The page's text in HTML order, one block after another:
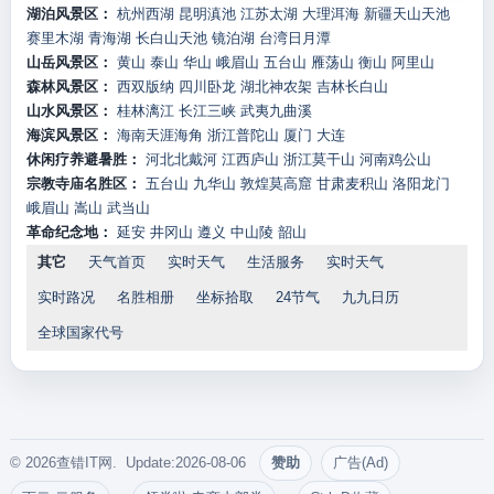
湖泊风景区： 杭州西湖 昆明滇池 江苏太湖 大理洱海 新疆天山天池
赛里木湖 青海湖 长白山天池 镜泊湖 台湾日月潭
山岳风景区： 黄山 泰山 华山 峨眉山 五台山 雁荡山 衡山 阿里山
森林风景区： 西双版纳 四川卧龙 湖北神农架 吉林长白山
山水风景区： 桂林漓江 长江三峡 武夷九曲溪
海滨风景区： 海南天涯海角 浙江普陀山 厦门 大连
休闲疗养避暑胜： 河北北戴河 江西庐山 浙江莫干山 河南鸡公山
宗教寺庙名胜区： 五台山 九华山 敦煌莫高窟 甘肃麦积山 洛阳龙门
峨眉山 嵩山 武当山
革命纪念地： 延安 井冈山 遵义 中山陵 韶山
其它
天气首页 实时天气 生活服务 实时天气
实时路况 名胜相册 坐标拾取 24节气 九九日历
全球国家代号
© 2026查错IT网. Update:2026-08-06 赞助 广告(Ad)